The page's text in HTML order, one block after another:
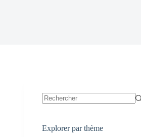
Explorer par thème